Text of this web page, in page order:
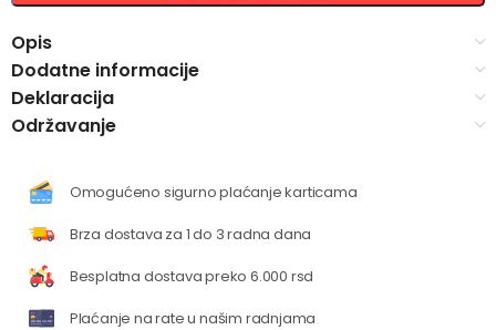
Opis
Dodatne informacije
Deklaracija
Održavanje
Omogućeno sigurno plaćanje karticama
Brza dostava za 1 do 3 radna dana
Besplatna dostava preko 6.000 rsd
Plaćanje na rate u našim radnjama